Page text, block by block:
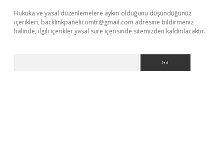
Hukuka ve yasal düzenlemelere aykırı olduğunu düşündüğünüz
içerikleri, backlinkpanelicomtr@gmail.com adresine bildirmeniz
halinde, ilgili içerikler yasal süre içerisinde sitemizden kaldırılacaktır.